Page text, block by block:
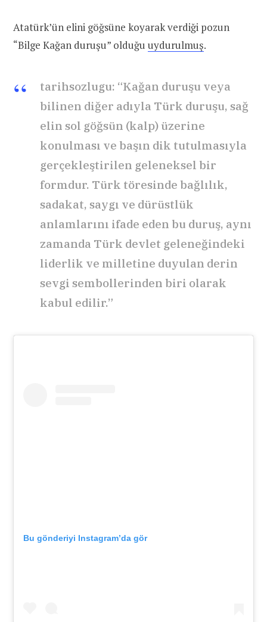
Atatürk’ün elini göğsüne koyarak verdiği pozun
“Bilge Kağan duruşu” olduğu uydurulmuş.
tarihsozlugu: “Kağan duruşu veya
bilinen diğer adıyla Türk duruşu, sağ
elin sol göğsün (kalp) üzerine
konulması ve başın dik tutulmasıyla
gerçekleştirilen geleneksel bir
formdur. Türk töresinde bağlılık,
sadakat, saygı ve dürüstlük
anlamlarını ifade eden bu duruş, aynı
zamanda Türk devlet geleneğindeki
liderlik ve milletine duyulan derin
sevgi sembollerinden biri olarak
kabul edilir.”
Bu gönderiyi Instagram’da gör